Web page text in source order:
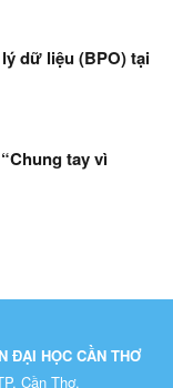
dữ liệu (BPO) tại
tay vì
ĐẠI HỌC CẦN THƠ
Cần Thơ.